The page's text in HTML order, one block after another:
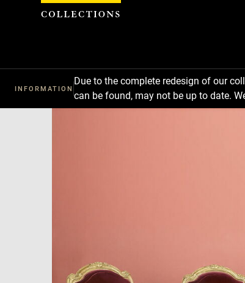
INFORMATION
Due to the complete redesign of our
can be found, may not be up to date.
Cookies management panel